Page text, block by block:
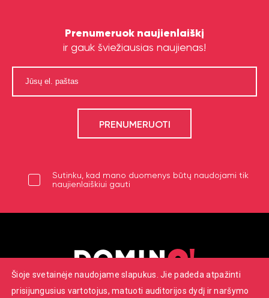
Prenumeruok naujienlaiškį
ir gauk šviežiausias naujienas!
Sutinku, kad mano duomenys būtų naudojami tik
naujienlaiškiui gauti
Šioje svetainėje naudojame slapukus. Jie padeda atpažinti
prisijungusius vartotojus, matuoti auditorijos dydį ir naršymo